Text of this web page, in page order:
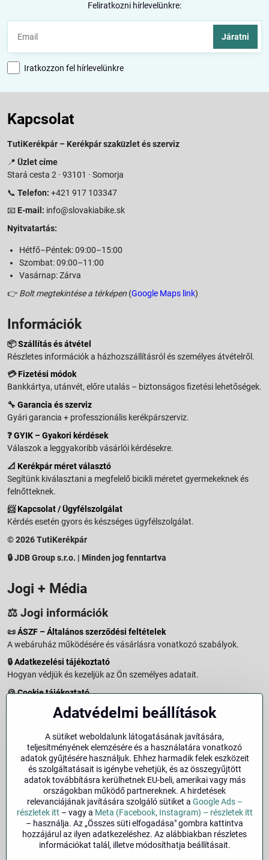
Feliratkozni hírlevelünkre:
Járatni
Iratkozzon fel hírlevelünkre
Kapcsolat
TutiKerékpár – Kerékpár szaküzlet és szerviz
📍 Üzlet címe
Stará cesta 2 · 93101 · Somorja
📞 Telefon: +421 917 103347
📧 E-mail: info@slovakiabike.sk
Nyitvatartás:
Hétfő–Péntek: 09:00–15:00
Szombat: 09:00–11:00
Vasárnap: Zárva
👉 Bolt megtekintése a térképen (Google Maps link)
Információk
📦Szállítás és átvétel
Részletes információk a házhozszállításról és személyes átvételről.
💳Fizetési módok
Bankkártya, utánvét, előre utalás – biztonságos fizetési lehetőségek.
🔧 Garancia és szerviz
Gyári garancia + professzionális kerékpárszerviz.
❓GYIK – Gyakori kérdések
Válaszok a leggyakoribb vásárlói kérdésekre.
📐 Kerékpár méret választó
Segítünk kiválasztani a megfelelő bicikli méretet gyermekeknek és
felnőtteknek.
📨Kapcsolat / Ügyfélszolgálat
Kérdés esetén gyors és készséges ügyfélszolgálat.
© 2026 TutiKerékpár
🔒 JDB Group s.r.o. | Minden jog fenntartva
Jogi + Média
⚖️ Jogi információk
📜ÁSZF – Általános szerződési feltételek
A webáruház működésére és vásárlásra vonatkozó szabályok.
🔒Adatkezelési tájékoztató
Hogyan védjük és kezeljük az Ön személyes adatait.
🍪Cookie tájékoztató
A weboldalon használt sütikről és adatkezelésről.
Vásárlástól való elállás menete és feltételei.
Elállás a szerződéstől
Impresszum
Üzemeltetői adatok és jogi tudnivalók.
🔐Biztonság
Facebook Instagram
Adatvédelmi beállítások
A sütiket weboldalunk látogatásának javítására,
teljesítményének elemzésére és a használatára vonatkozó
adatok gyűjtésére használjuk. Ehhez harmadik felek eszközeit
és szolgáltatásait is igénybe vehetjük, és az összegyűjtött
adatok továbbításra kerülhetnek EU-beli, amerikai vagy más
országokban működő partnereknek. A hirdetések
relevanciájának javítására szolgáló sütiket a Google Ads –
részletek itt – vagy a Meta (Facebook, Instagram) – részletek itt
– használja. Az „Összes süti elfogadása" gombra kattintva
hozzájárul az ilyen adatkezeléshez. Az alábbiakban részletes
információkat talál, illetve módosíthatja beállításait.